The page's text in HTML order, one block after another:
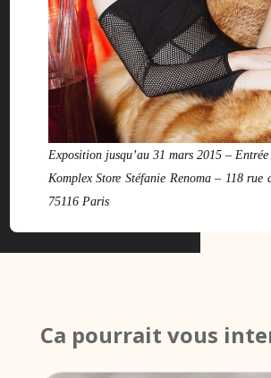
Exposition jusqu’au 31 mars 2015 –
Komplex Store Stéfanie Renoma – 118 rue
75116 Paris
Ca pourrait vous